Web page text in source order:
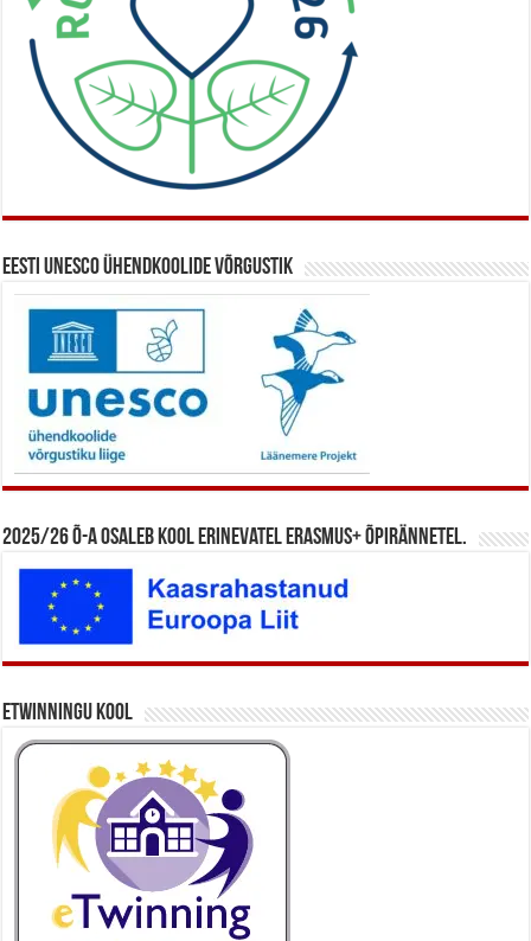
Eesti UNESCO ühendkoolide võrgustik
2025/26 õ-a osaleb kool erinevatel Erasmus+ õpirännetel.
eTwinningu kool